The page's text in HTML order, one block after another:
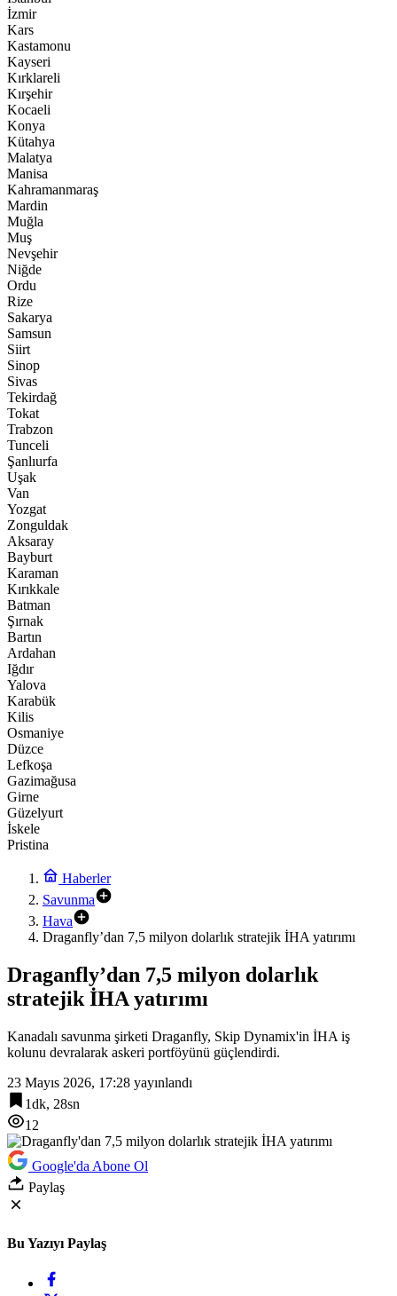
İzmir
Kars
Kastamonu
Kayseri
Kırklareli
Kırşehir
Kocaeli
Konya
Kütahya
Malatya
Manisa
Kahramanmaraş
Mardin
Muğla
Muş
Nevşehir
Niğde
Ordu
Rize
Sakarya
Samsun
Siirt
Sinop
Sivas
Tekirdağ
Tokat
Trabzon
Tunceli
Şanlıurfa
Uşak
Van
Yozgat
Zonguldak
Aksaray
Bayburt
Karaman
Kırıkkale
Batman
Şırnak
Bartın
Ardahan
Iğdır
Yalova
Karabük
Kilis
Osmaniye
Düzce
Lefkoşa
Gazimağusa
Girne
Güzelyurt
İskele
Pristina
Haberler
Savunma
Hava
Draganfly’dan 7,5 milyon dolarlık stratejik İHA yatırımı
Draganfly’dan 7,5 milyon dolarlık
stratejik İHA yatırımı
Kanadalı savunma şirketi Draganfly, Skip Dynamix'in İHA iş
kolunu devralarak askeri portföyünü güçlendirdi.
23 Mayıs 2026, 17:28 yayınlandı
1dk, 28sn
12
Google'da Abone Ol
Paylaş
Bu Yazıyı Paylaş